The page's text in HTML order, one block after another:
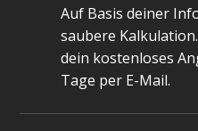
Auf Basis deiner
saubere
dein kostenloses
Tage per E-Mail.